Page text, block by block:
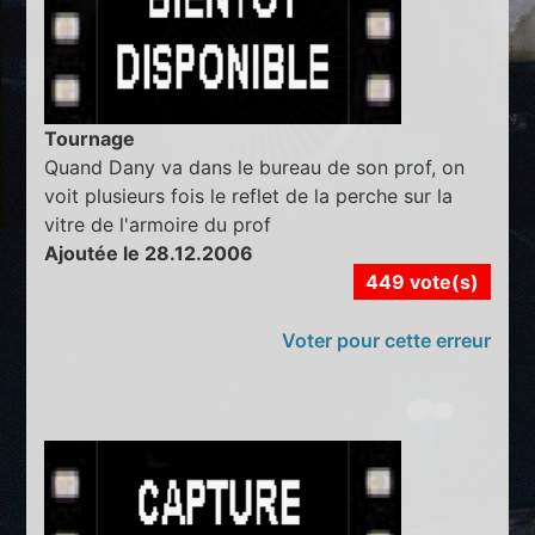
Tournage
Quand Dany va dans le bureau de son prof, on
voit plusieurs fois le reflet de la perche sur la
vitre de l'armoire du prof
Ajoutée le 28.12.2006
449 vote(s)
Voter pour cette erreur